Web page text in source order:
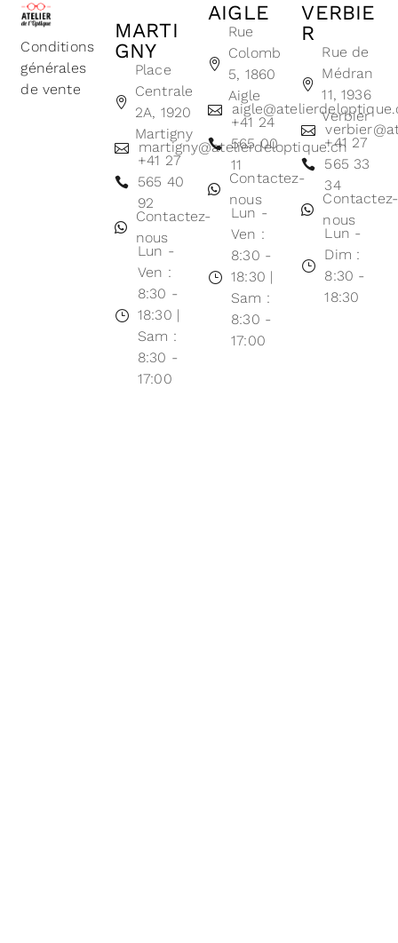
Conditions
générales
de vente
MARTI
GNY
Place
Centrale
2A, 1920
Martigny
martigny@atelierdeloptique.ch
+41 27
565 40
92
Contactez-
nous
Lun -
Ven :
8:30 -
18:30 |
Sam :
8:30 -
17:00
AIGLE
Rue
Colomb
5, 1860
Aigle
+41 24
565 00
11
Contactez-
nous
Lun -
Ven :
8:30 -
18:30 |
Sam :
8:30 -
17:00
VERBIE
R
Rue de
Médran
11, 1936
Verbier
+41 27
565 33
34
Contactez-
nous
Lun -
Dim :
8:30 -
18:30